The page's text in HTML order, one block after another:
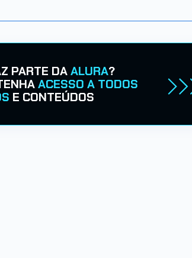
PARTE DAALURA?
ACESSO A TODOS
E CONTEÚDOS